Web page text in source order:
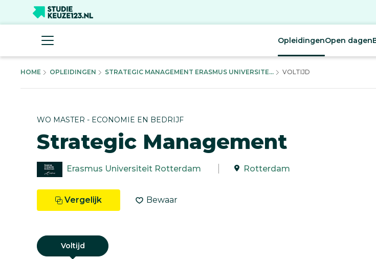
OpleidingenOpen dagen
HOME OPLEIDINGEN STRATEGIC MANAGEMENT ERASMUS UNIVERSITE... VOLTIJD
WO MASTER - ECONOMIE EN BEDRIJF
Strategic Management
Erasmus Universiteit Rotterdam Rotterdam
Vergelijk Bewaar
Voltijd